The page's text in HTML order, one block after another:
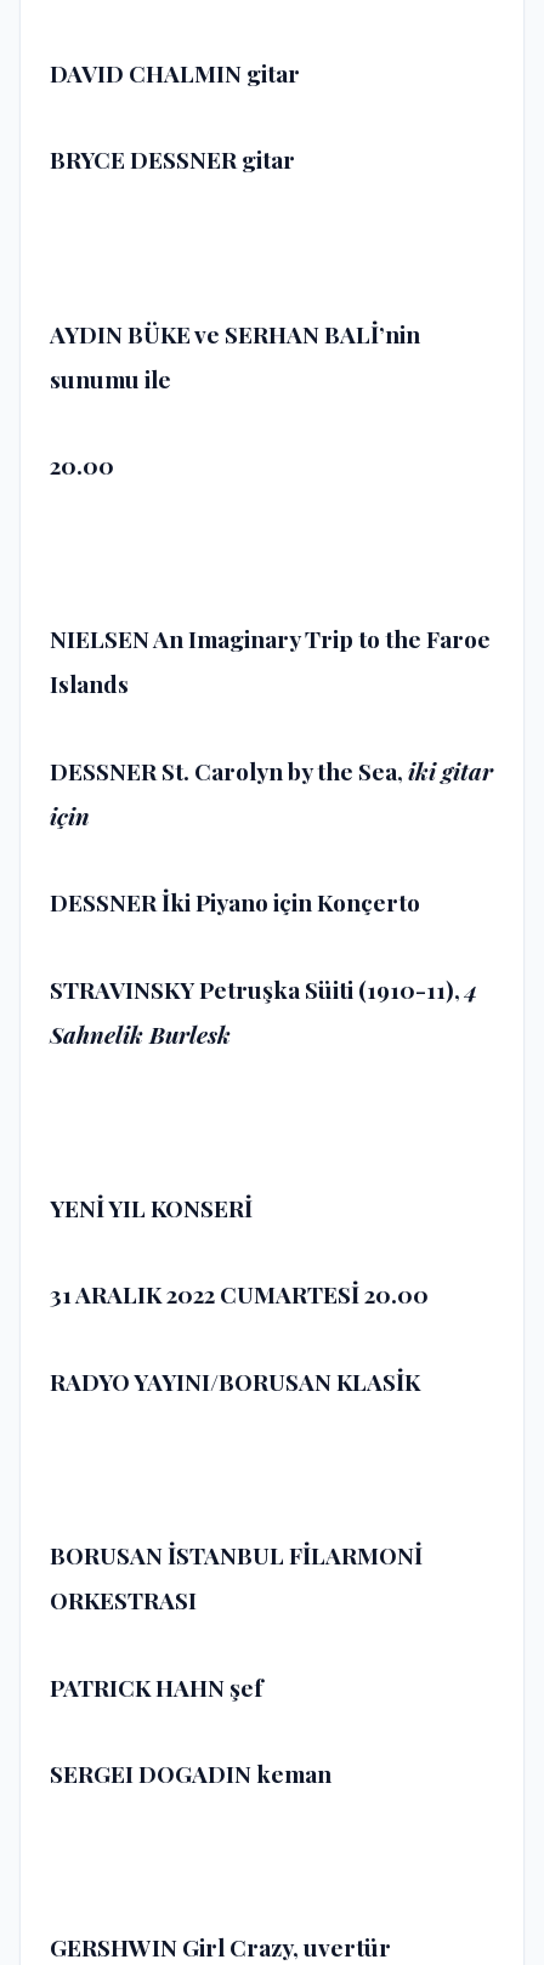
DAVID CHALMINgitar
BRYCE DESSNERgitar
AYDIN BÜKE ve SERHAN BALİ’nin
sunumu ile
20.00
NIELSEN An Imaginary Trip to the Faroe
Islands
DESSNER St. Carolyn by the Sea,iki gitar
için
DESSNER İki Piyano için Konçerto
STRAVINSKY Petruşka Süiti (1910-11),4
Sahnelik Burlesk
YENİ YIL KONSERİ
31 ARALIK 2022CUMARTESİ 20.00
RADYO YAYINI/BORUSAN KLASİK
BORUSAN İSTANBUL FİLARMONİ
ORKESTRASI
PATRICK HAHNşef
SERGEI DOGADINkeman
GERSHWIN Girl Crazy, uvertür